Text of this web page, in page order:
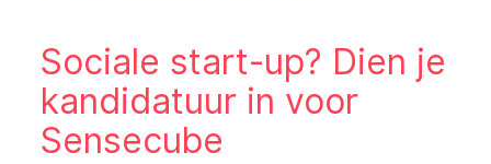
Sociale start-up? Dien je
kandidatuur in voor
Sensecube